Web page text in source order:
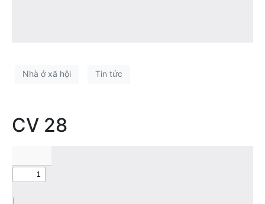
Nhà ở xã hội Tin tức
CV 28